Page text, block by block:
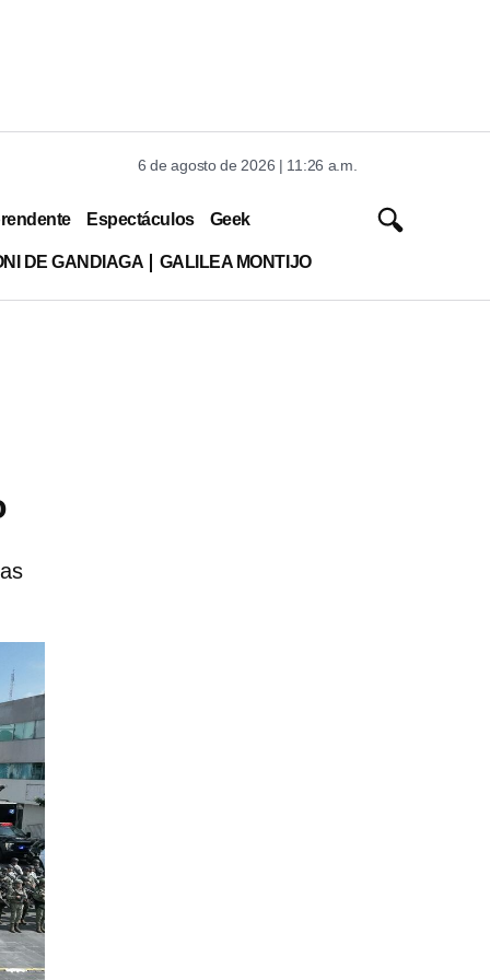
6 de agosto de 2026 | 11:26 a.m.
Espectáculos Geek
DE GANDIAGA GALILEA MONTIJO